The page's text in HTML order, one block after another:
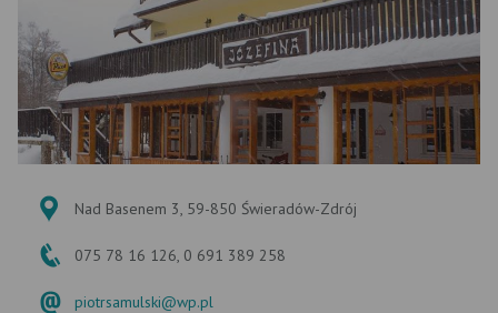
Nad Basenem 3, 59-850 Świeradów-Zdrój
075 78 16 126, 0 691 389 258
piotrsamulski@wp.pl